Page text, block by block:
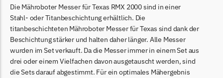
Belrobotics Messer
Begrenzungsdraht
Black & Decker
Black & Decker Messer
Begrenzungsdraht
Die Mähroboter Messer für Texas RMX 2000 sind in einer
Stahl- oder Titanbeschichtung erhältlich. Die
titanbeschichteten Mähroboter Messer für Texas sind dank der
Beschichtung stärker und halten daher länger. Alle Messer
wurden im Set verkauft. Da die Messer immer in einem Set aus
drei oder einem Vielfachen davon ausgetauscht werden, sind
die Sets darauf abgestimmt. Für ein optimales Mähergebnis